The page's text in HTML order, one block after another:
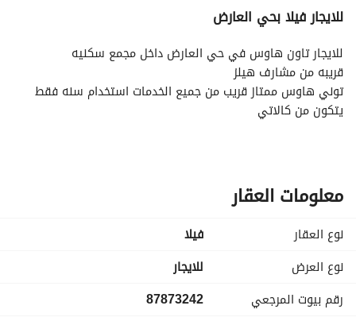
الإعلان الاماكن القريبة
للايجار فيلا بحي العارض
للايجار تاون هاوس في حي العارض داخل مجمع سكنيه
قريبه من مشارف هيلز
توني هاوس ممتاز قريب من جميع الخدمات استخدام سنه فقط
يتكون من كالاتي
الدور الاول
ثلاث غرف نوم نوم غرفه ماستر
وغرفتين بينهم دوره مياه
ومنهم غرفه فيها تراس كبلكونه
الدور الثاني
غرفه نوم ودورتين مياه
وسطح خاص
معلومات العقار
نوع العقار
فیلا
نوع العرض
للايجار
رقم بيوت المرجعي
87873242